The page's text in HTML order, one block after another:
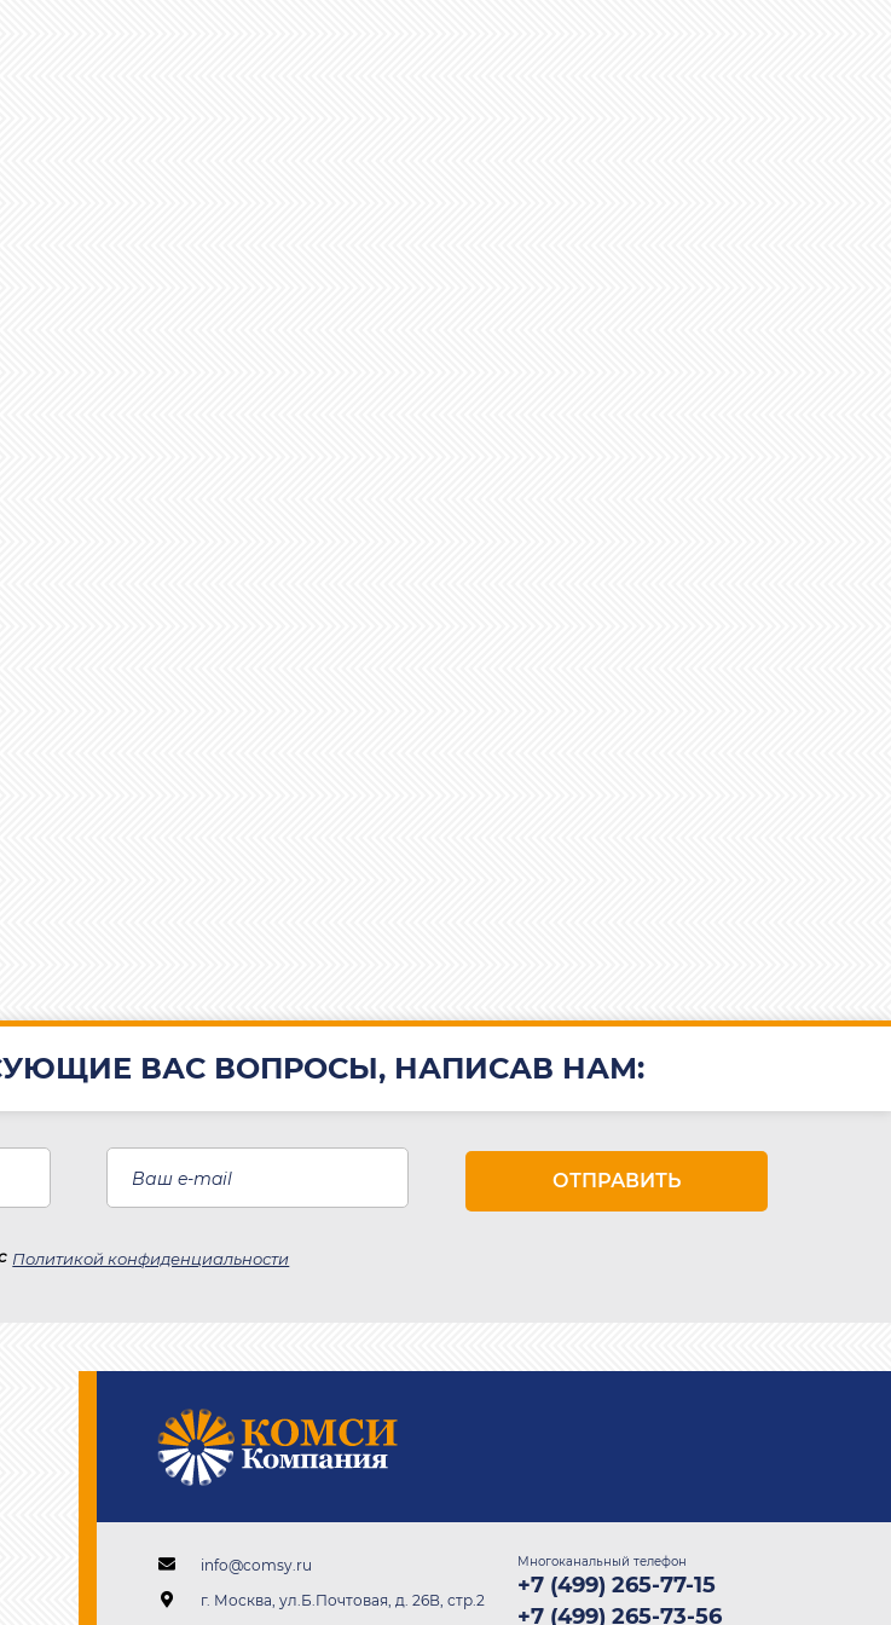
ВАС ВОПРОСЫ, НАПИСАВ НАМ:
Политикой конфиденциальности
info@comsy.ru
г. Москва, ул.Б.Почтовая, д. 26В, стр.2
Многоканальный телефон
+7 (499) 265-77-15
+7 (499) 265-73-56